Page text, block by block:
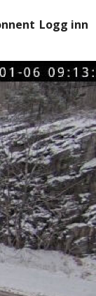
Logg inn